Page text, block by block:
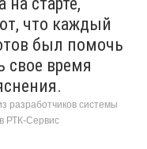
что каждый
был помочь
свое время
разработчиков системы
РТК-Сервис